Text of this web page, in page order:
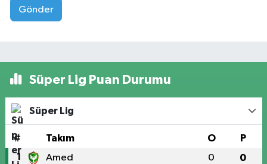
Gönder
Süper Lig Puan Durumu
Süper Lig
# Takım O P
1 Amed 0 0